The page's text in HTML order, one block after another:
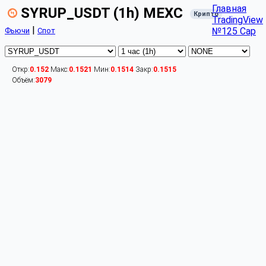
SYRUP_USDT (1h) MEXC Крипто
Фьючи | Спот
Главная
TradingView
№125 Cap
Откр:0.152 Макс:0.1521 Мин:0.1514 Закр:0.1515
Объём:3079